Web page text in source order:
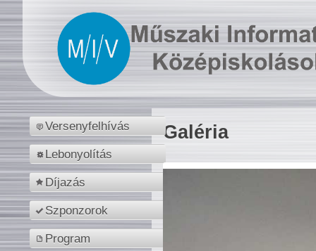
Versenyfelhívás
Lebonyolítás
Díjazás
Szponzorok
Program
Galéria